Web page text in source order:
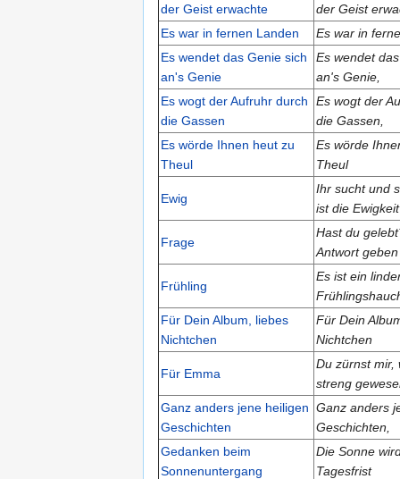
der Geist erwachte
der Geist
Es war in fernen Landen
Es war in
Es wendet das Genie sich
an's Genie
Es wendet
an's Genie,
Es wogt der Aufruhr durch
die Gassen
Es wogt der
die Gassen,
Es wörde Ihnen heut zu
Theul
Es wörde
Theul
Ewig
Ihr sucht und
ist die
Frage
Hast du
Antwort geben
Frühling
Es ist ein
Für Dein Album, liebes
Nichtchen
Für Dein
Nichtchen
Für Emma
Du zürnst mir,
streng
Ganz anders jene heiligen
Geschichten
Ganz anders
Geschichten,
Gedanken beim
Sonnenuntergang
Die Sonne
Tagesfrist